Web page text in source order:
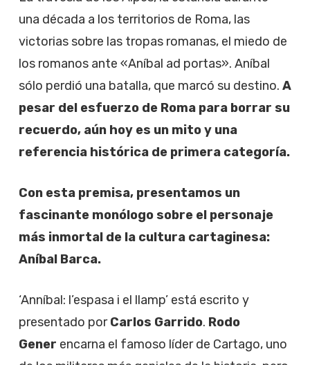
una década a los territorios de Roma, las
victorias sobre las tropas romanas, el miedo de
los romanos ante «Aníbal ad portas». Aníbal
sólo perdió una batalla, que marcó su destino. A
pesar del esfuerzo de Roma para borrar su
recuerdo, aún hoy es un mito y una
referencia histórica de primera categoría.
Con esta premisa, presentamos un
fascinante monólogo sobre el personaje
más inmortal de la cultura cartaginesa:
Aníbal Barca.
‘Anníbal: l’espasa i el llamp’ está escrito y
presentado porCarlos Garrido. Rodo
Gener encarna el famoso líder de Cartago, uno